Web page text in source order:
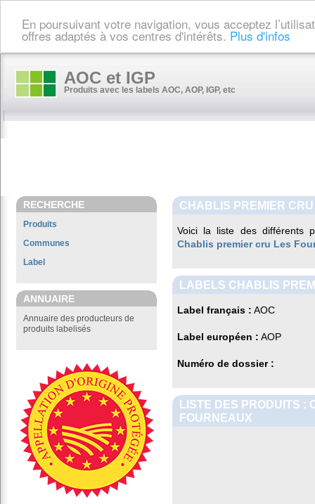
En poursuivant votre navigation, vous acceptez
offres adaptés à vos centres d'intérêts. Plus d'infos
AOC et IGP
Produits avec les labels AOC, AOP, IGP, etc
RECHERCHE
Produits
Communes
Label
ANNUAIRE
Annuaire des producteurs de
produits labelisés
CHABLIS PREMIER
Voici la liste des différents
Chablis premier cru Les
LABELS CHABLIS
Label français : AOC
Label européen : AOP
Numéro de dossier :
LISTE DES PRODUITS :
FOURNEAUX